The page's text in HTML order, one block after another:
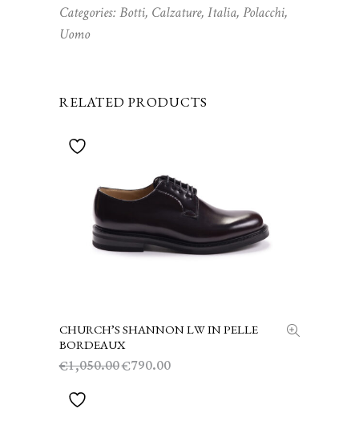
Categories: Botti, Calzature, Italia, Polacchi,
Uomo
RELATED PRODUCTS
SCEGLI
CHURCH’S SHANNON LW IN PELLE
BORDEAUX
€1,050.00Il
€790.00Il